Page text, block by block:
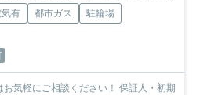
気有 都市ガス
駐輪場
ご相談ください！ 保証人・初期